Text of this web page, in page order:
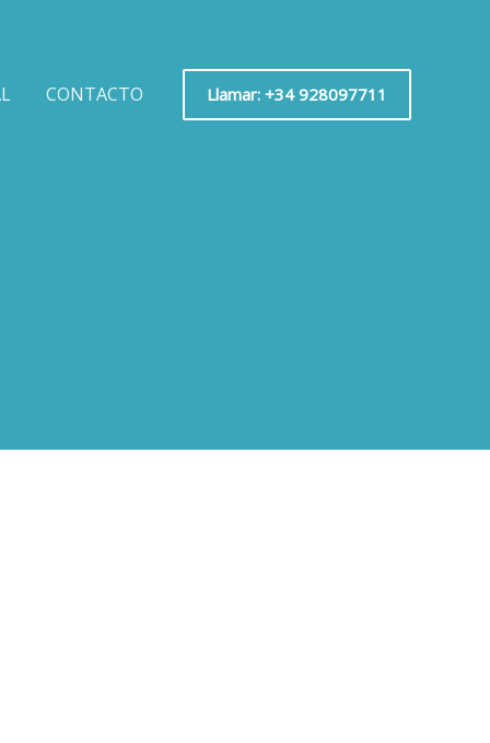
CONTACTO Llamar: +34 928097711